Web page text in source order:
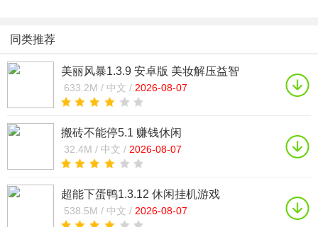
同类推荐
美丽风暴1.3.9 安卓版 美妆解压益智
633.2M / 中文 / 2026-08-07
搬砖不能停5.1 赚钱休闲
32.4M / 中文 / 2026-08-07
超能下蛋鸭1.3.12 休闲挂机游戏
538.5M / 中文 / 2026-08-07